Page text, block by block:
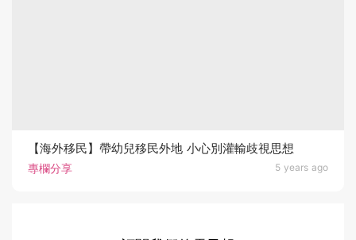
專欄分享 5 years ago
【海外移民】帶幼兒移民外地 小心別灌輸歧視思想